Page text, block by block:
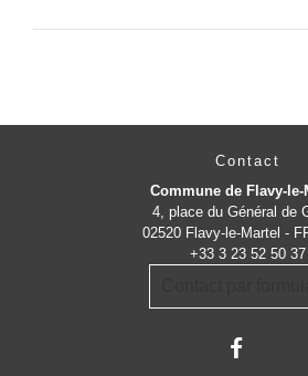
Contact
Commune de Flavy-le-
4, place du Général de
02520 Flavy-le-Martel -
+33 3 23 52 50 37